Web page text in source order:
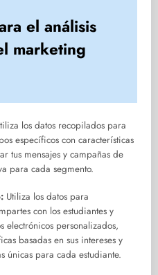
el análisis
marketing
los datos recopilados para
específicos con características
tus mensajes y campañas de
para cada segmento.
Utiliza los datos para
con los estudiantes y
electrónicos personalizados,
basadas en sus intereses y
únicas para cada estudiante.